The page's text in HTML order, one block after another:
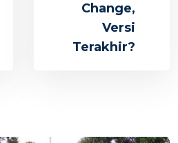
Change,
Versi
Terakhir?